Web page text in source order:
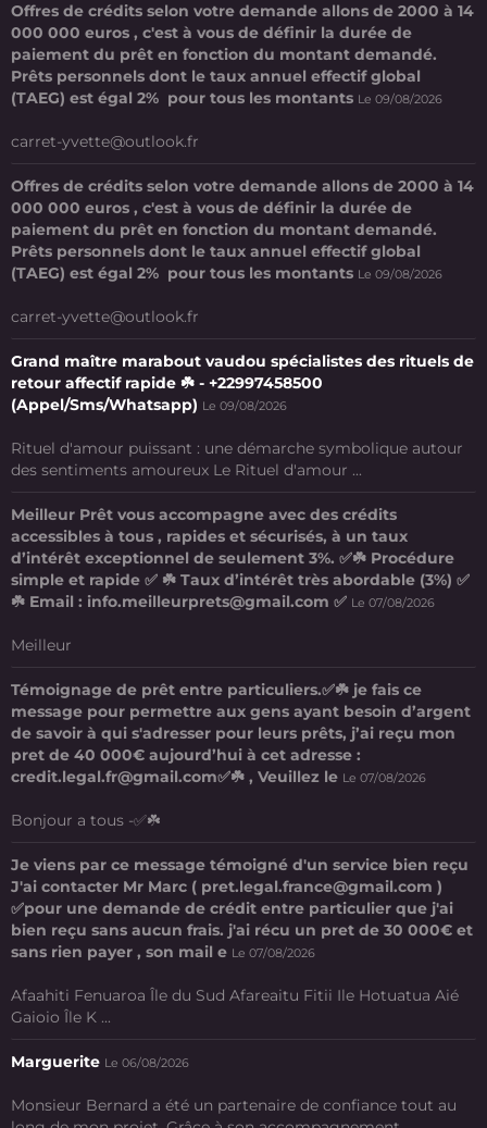
Offres de crédits selon votre demande allons de 2000 à 14
000 000 euros , c'est à vous de définir la durée de
paiement du prêt en fonction du montant demandé.
Prêts personnels dont le taux annuel effectif global
(TAEG) est égal 2% pour tous les montants Le 09/08/2026
carret-yvette@outlook.fr
Offres de crédits selon votre demande allons de 2000 à 14
000 000 euros , c'est à vous de définir la durée de
paiement du prêt en fonction du montant demandé.
Prêts personnels dont le taux annuel effectif global
(TAEG) est égal 2% pour tous les montants Le 09/08/2026
carret-yvette@outlook.fr
Grand maître marabout vaudou spécialistes des rituels de
retour affectif rapide ☘️ - +22997458500
(Appel/Sms/Whatsapp) Le 09/08/2026
Rituel d'amour puissant : une démarche symbolique autour
des sentiments amoureux Le Rituel d'amour ...
Meilleur Prêt vous accompagne avec des crédits
accessibles à tous , rapides et sécurisés, à un taux
d’intérêt exceptionnel de seulement 3%. ✅☘️ Procédure
simple et rapide ✅ ☘️ Taux d’intérêt très abordable (3%) ✅
☘️ Email : info.meilleurprets@gmail.com ✅ Le 07/08/2026
Meilleur
Témoignage de prêt entre particuliers.✅☘️ je fais ce
message pour permettre aux gens ayant besoin d’argent
de savoir à qui s'adresser pour leurs prêts, j’ai reçu mon
pret de 40 000€ aujourd’hui à cet adresse :
credit.legal.fr@gmail.com✅☘️ , Veuillez le Le 07/08/2026
Bonjour a tous -✅☘️
Je viens par ce message témoigné d'un service bien reçu
J'ai contacter Mr Marc ( pret.legal.france@gmail.com )
✅pour une demande de crédit entre particulier que j'ai
bien reçu sans aucun frais. j'ai récu un pret de 30 000€ et
sans rien payer , son mail e Le 07/08/2026
Afaahiti Fenuaroa Île du Sud Afareaitu Fitii Ile Hotuatua Aié
Gaioio Île K ...
Marguerite Le 06/08/2026
Monsieur Bernard a été un partenaire de confiance tout au